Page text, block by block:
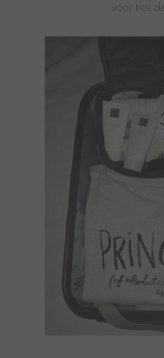
voor het